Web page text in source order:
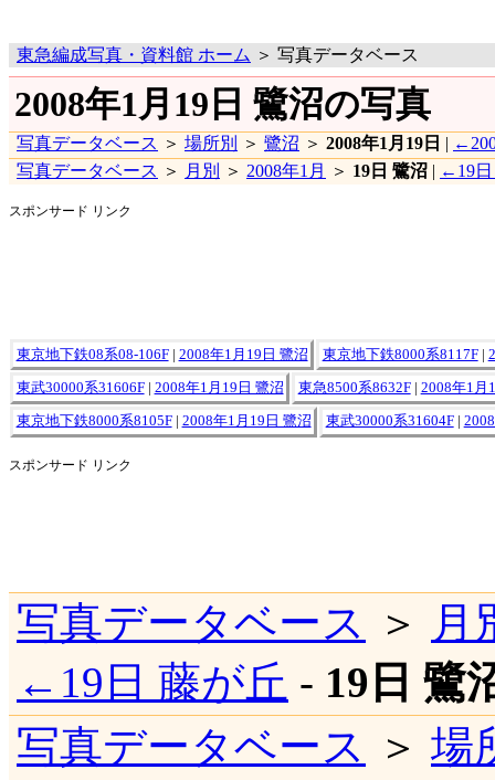
東急編成写真・資料館 ホーム ＞ 写真データベース
2008年1月19日 鷺沼の写真
写真データベース ＞ 場所別 ＞ 鷺沼 ＞ 2008年1月19日 |
写真データベース ＞ 月別 ＞ 2008年1月 ＞ 19日 鷺沼 | ←19
スポンサード リンク
東京地下鉄08系08-106F| 2008年1月19日 鷺沼 東京地下鉄8000系8117F|
東武30000系31606F| 2008年1月19日 鷺沼 東急8500系8632F| 2008年1月
東京地下鉄8000系8105F| 2008年1月19日 鷺沼 東武30000系31604F|
スポンサード リンク
写真データベース ＞
月
←19日 藤が丘 - 19日 鷺
写真データベース
＞ 場